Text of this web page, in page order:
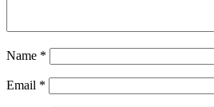
Name *
Email *